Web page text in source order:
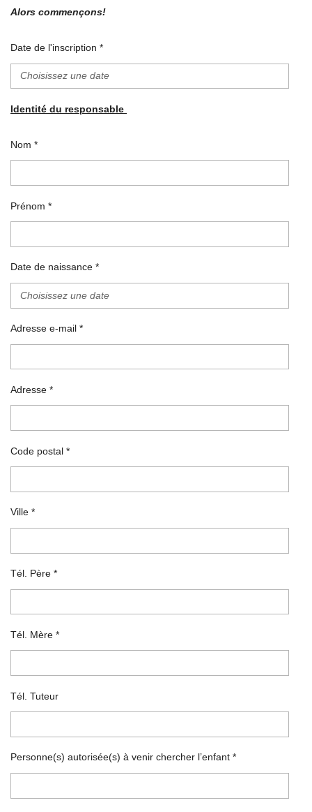
Alors commençons!
Date de l'inscription *
Identité du responsable
Nom *
Prénom *
Date de naissance *
Adresse e-mail *
Adresse *
Code postal *
Ville *
Tél. Père *
Tél. Mère *
Tél. Tuteur
Personne(s) autorisée(s) à venir chercher l’enfant *